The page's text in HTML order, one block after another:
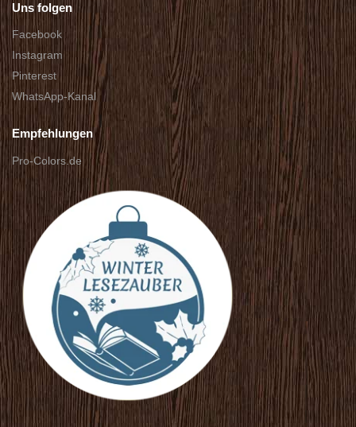
Uns folgen
Facebook
Instagram
Pinterest
WhatsApp-Kanal
Empfehlungen
Pro-Colors.de